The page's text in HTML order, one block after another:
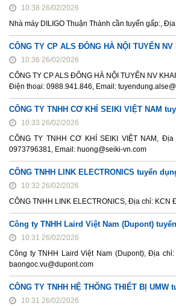
10:38 26/02/2026
Nhà máy DILIGO Thuận Thành cần tuyển gấp:,
CÔNG TY CP ALS ĐÔNG HÀ NỘI TUYỂN
10:36 26/02/2026
CÔNG TY CP ALS ĐÔNG HÀ NỘI TUYỂN NV
Điện thoại: 0988.941.846, Email:
CÔNG TY TNHH CƠ KHÍ SEIKI VIỆT NAM
10:33 26/02/2026
CÔNG TY TNHH CƠ KHÍ SEIKI VIỆT NAM,
0973796381, Email: huong@seiki-vn.com
CÔNG TNHH LINK ELECTRONICS tuyển
10:32 26/02/2026
CÔNG TNHH LINK ELECTRONICS, Địa chỉ:
Công ty TNHH Laird Việt Nam (Dupont)
10:31 26/02/2026
Công ty TNHH Laird Việt Nam (Dupont), Địa
baongoc.vu@dupont.com
CÔNG TY TNHH HỆ THỐNG THIẾT BỊ UMW
10:31 26/02/2026